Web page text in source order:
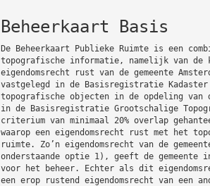
Beheerkaart Basis
De Beheerkaart Publieke Ruimte is een
topografische informatie, namelijk van de
eigendomsrecht rust van de gemeente
vastgelegd in de Basisregistratie Kadaster
topografische objecten in de opdeling van
in de Basisregistratie Grootschalige
criterium van minimaal 20% overlap
waarop een eigendomsrecht rust met het
ruimte. Zo’n eigendomsrecht van de
onderstaande optie 1), geeft de
voor het beheer. Echter als dit
een erop rustend eigendomsrecht van een